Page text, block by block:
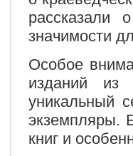
рассказали
значимости
Особое
изданий из
уникальный
экземпляры.
книг и